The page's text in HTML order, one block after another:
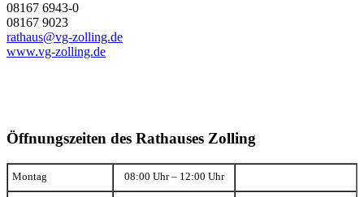
08167 6943-0
08167 9023
rathaus@vg-zolling.de
www.vg-zolling.de
Öffnungszeiten des Rathauses Zolling
Montag 08:00 Uhr – 12:00 Uhr